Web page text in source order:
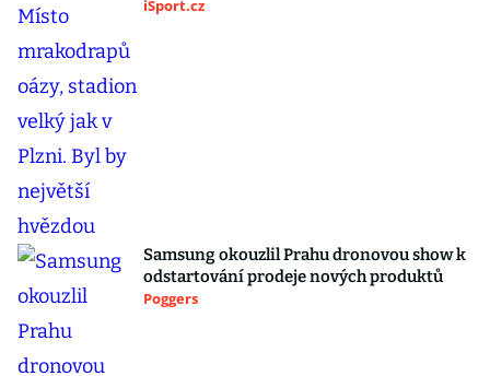
iSport.cz
Samsung okouzlil Prahu dronovou show k
odstartování prodeje nových produktů
Poggers